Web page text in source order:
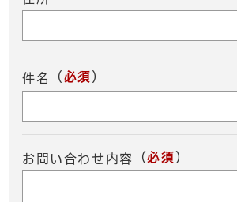
件名 （ 必須 ）
お問い合わせ内容 （必須 ）